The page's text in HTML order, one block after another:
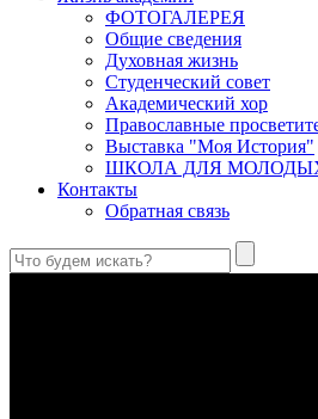
ФОТОГАЛЕРЕЯ
Общие сведения
Духовная жизнь
Студенческий совет
Академический хор
Православные
Выставка "Моя История"
ШКОЛА ДЛЯ
Контакты
Обратная связь